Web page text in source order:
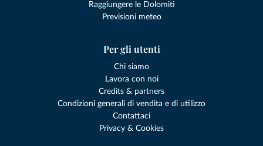
Raggiungere le Dolomiti
Previsioni meteo
Per gli utenti
Chi siamo
Lavora con noi
Credits & partners
Condizioni generali di vendita e di utilizzo
Contattaci
Privacy & Cookies